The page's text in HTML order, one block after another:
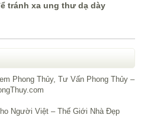
tránh xa ung thư dạ dày